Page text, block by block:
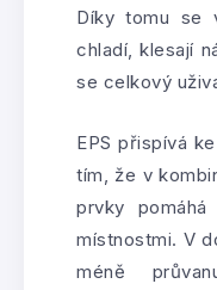
Díky tomu se
chladí, klesají
se celkový
EPS přispívá
tím, že v
prvky
místnostmi. V
méně